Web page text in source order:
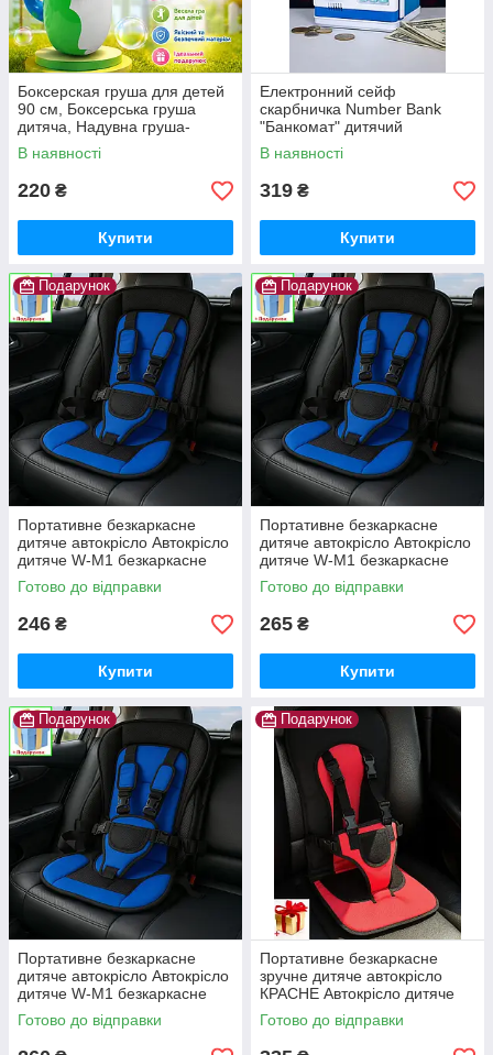
Боксерская груша для детей
90 см, Боксерська груша
дитяча, Надувна груша-
динозавр для дітей 3-6 років
В наявності
220 ₴
Купити
Електронний сейф
скарбничка Number Bank
"Банкомат" дитячий
подарунок із кодовим замком
і купюроприймачем
В наявності
319 ₴
Купити
Подарунок
Портативне безкаркасне
дитяче автокрісло Автокрісло
дитяче W-M1 безкаркасне
Готово до відправки
246 ₴
Купити
Подарунок
Портативне безкаркасне
дитяче автокрісло Автокрісло
дитяче W-M1 безкаркасне
Готово до відправки
265 ₴
Купити
Подарунок
Портативне безкаркасне
дитяче автокрісло Автокрісло
дитяче W-M1 безкаркасне
Готово до відправки
Подарунок
Портативне безкаркасне
зручне дитяче автокрісло
КРАСНЕ Автокрісло дитяче
W-M1 безкаркасне Black Red
Готово до відправки